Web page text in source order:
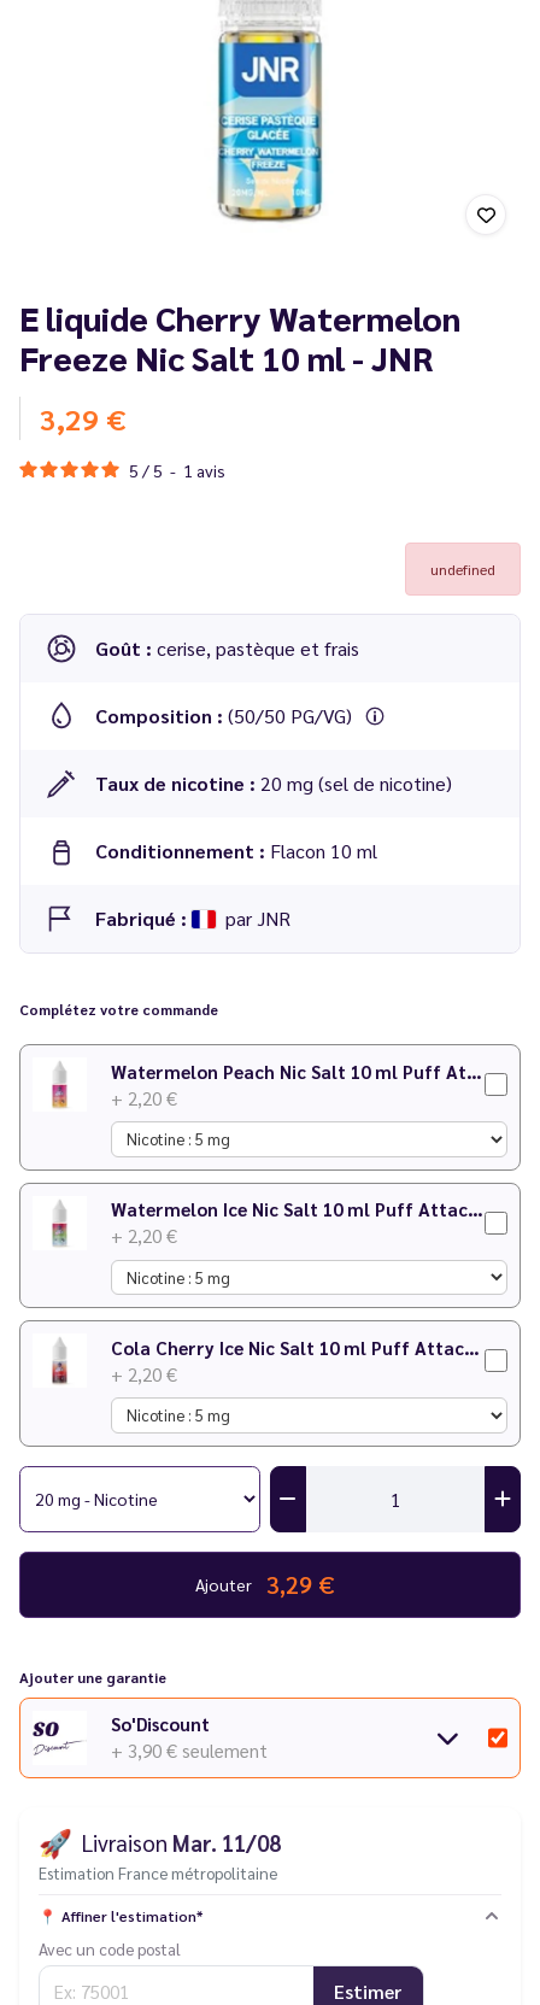
E liquide Cherry Watermelon
Freeze Nic Salt 10 ml - JNR
3,29 €
5 / 5 - 1 avis
undefined
Goût : cerise, pastèque et frais
Composition : (50/50 PG/VG)
Taux de nicotine : 20 mg (sel de nicotine)
Conditionnement : Flacon 10 ml
Fabriqué : par JNR
dans notre catalogue.
Complétez votre commande
Watermelon Peach Nic Salt 10 ml Puff Attack - Le Vapoteur Discount
+ 2,20 €
Watermelon Ice Nic Salt 10 ml Puff Attack - Le Vapoteur Discount
+ 2,20 €
Cola Cherry Ice Nic Salt 10 ml Puff Attack - Le Vapoteur Discount
+ 2,20 €
Ajouter 3,29 €
Ajouter une garantie
So'Discount
+ 3,90 € seulement
🚀 Livraison Mar. 11/08
Estimation France métropolitaine
📍 Affiner l'estimation*
Avec un code postal
Estimer